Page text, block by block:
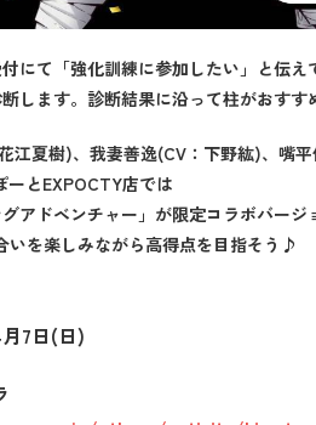
にて「強化訓練に参加したい」と伝
します。診断結果に沿って柱がおすす
江夏樹)、我妻善逸(CV：下野紘)、嘴
ーとEXPOCTY店では
アドベンチャー」が限定コラボバージ
いを楽しみながら高得点を目指そう♪
7日(日)